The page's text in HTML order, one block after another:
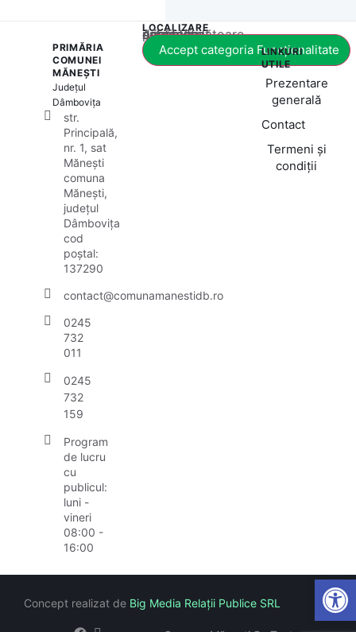
PRIMĂRIA
COMUNEI
MĂNEȘTI
Județul
Dâmbovița
str.
Principală,
nr. 1, sat
Mănești
comuna
Mănești,
județul
Dâmbovița
cod
poștal:
137290
contact@comunamanestidb.ro
0245
732
011
0245
732
159
Program
de lucru
cu
publicul:
luni -
vineri
08:00 -
16:00
LOCALIZARE
Acest conținut este blocat până când acceptați categoria corespunzătoare de cookie-uri.
Accept categoria Funcționalitate
LINKURI
UTILE
Prezentare
generală
Contact
Termeni și
condiții
Concept realizat de Big Media Relații Publice SRL